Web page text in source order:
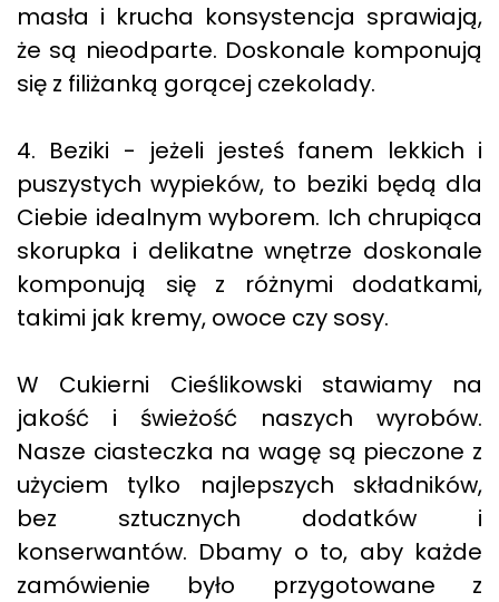
masła i krucha konsystencja sprawiają,
że są nieodparte. Doskonale komponują
się z filiżanką gorącej czekolady.
4. Beziki - jeżeli jesteś fanem lekkich i
puszystych wypieków, to beziki będą dla
Ciebie idealnym wyborem. Ich chrupiąca
skorupka i delikatne wnętrze doskonale
komponują się z różnymi dodatkami,
takimi jak kremy, owoce czy sosy.
W Cukierni Cieślikowski stawiamy na
jakość i świeżość naszych wyrobów.
Nasze ciasteczka na wagę są pieczone z
użyciem tylko najlepszych składników,
bez sztucznych dodatków i
konserwantów. Dbamy o to, aby każde
zamówienie było przygotowane z